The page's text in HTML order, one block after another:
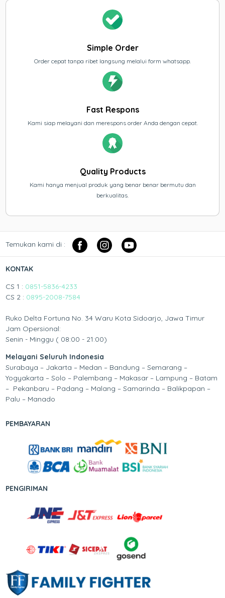
Simple Order
Order cepat tanpa ribet langsung melalui form whatsapp.
Fast Respons
Kami siap melayani dan merespons order Anda dengan cepat.
Quality Products
Kami hanya menjual produk yang benar benar bermutu dan
berkualitas.
Temukan kami di :
KONTAK
CS 1 : 0851-5836-4233
CS 2 : 0895-2008-7584
Ruko Delta Fortuna No. 34 Waru Kota Sidoarjo, Jawa Timur
Jam Opersional:
Senin - Minggu ( 08:00 - 21:00)
Melayani Seluruh Indonesia
Surabaya – Jakarta – Medan – Bandung – Semarang –
Yogyakarta – Solo – Palembang – Makasar – Lampung – Batam
– Pekanbaru – Padang – Malang – Samarinda – Balikpapan –
Palu – Manado
PEMBAYARAN
PENGIRIMAN